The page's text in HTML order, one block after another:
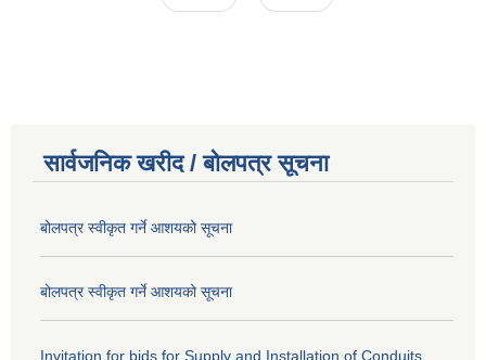
सार्वजनिक खरीद / बोलपत्र सूचना
बोलपत्र स्वीकृत गर्ने आशयको सूचना
बोलपत्र स्वीकृत गर्ने आशयको सूचना
Invitation for bids for Supply and Installation of Conduits